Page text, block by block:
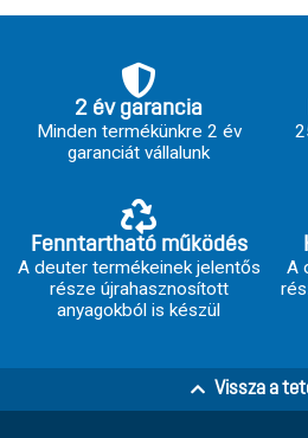
2 év garancia
Minden termékünkre 2 év
garanciát vállalunk
Fenntartható működés
A deuter termékeinek jelentős
része újrahasznosított
anyagokból is készül
A
Vissza a